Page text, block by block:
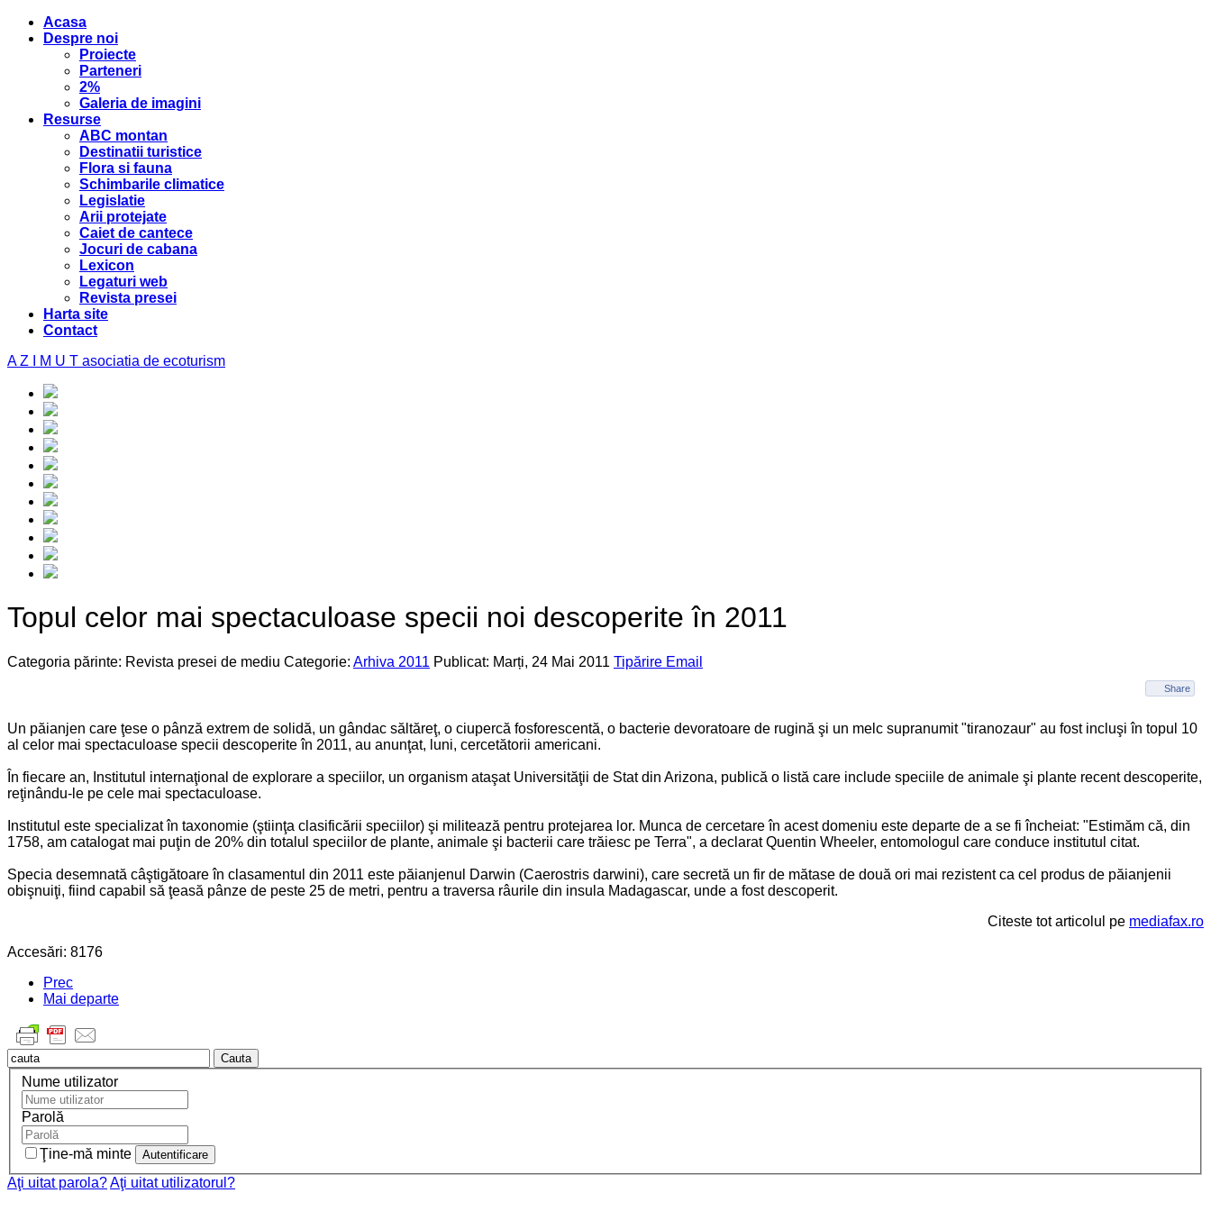
Acasa
Despre noi
Proiecte
Parteneri
2%
Galeria de imagini
Resurse
ABC montan
Destinatii turistice
Flora si fauna
Schimbarile climatice
Legislatie
Arii protejate
Caiet de cantece
Jocuri de cabana
Lexicon
Legaturi web
Revista presei
Harta site
Contact
A Z I M U T asociatia de ecoturism
Topul celor mai spectaculoase specii noi descoperite în 2011
Categoria părinte: Revista presei de mediu Categorie: Arhiva 2011 Publicat: Marți, 24 Mai 2011 Tipărire Email
Share
Un păianjen care ţese o pânză extrem de solidă, un gândac săltăreţ, o ciupercă fosforescentă, o bacterie devoratoare de rugină şi un melc supranumit "tiranozaur" au fost incluşi în topul 10
al celor mai spectaculoase specii descoperite în 2011, au anunţat, luni, cercetătorii americani.
În fiecare an, Institutul internaţional de explorare a speciilor, un organism ataşat Universităţii de Stat din Arizona, publică o listă care include speciile de animale şi plante recent descoperite,
reţinându-le pe cele mai spectaculoase.
Institutul este specializat în taxonomie (ştiinţa clasificării speciilor) şi militează pentru protejarea lor. Munca de cercetare în acest domeniu este departe de a se fi încheiat: "Estimăm că, din
1758, am catalogat mai puţin de 20% din totalul speciilor de plante, animale şi bacterii care trăiesc pe Terra", a declarat Quentin Wheeler, entomologul care conduce institutul citat.
Specia desemnată câştigătoare în clasamentul din 2011 este păianjenul Darwin (Caerostris darwini), care secretă un fir de mătase de două ori mai rezistent ca cel produs de păianjenii
obişnuiţi, fiind capabil să ţeasă pânze de peste 25 de metri, pentru a traversa râurile din insula Madagascar, unde a fost descoperit.
Citeste tot articolul pe mediafax.ro
Accesări: 8176
Prec
Mai departe
Cauta
Nume utilizator
Parolă
Ţine-mă minte
Aţi uitat parola?Aţi uitat utilizatorul?